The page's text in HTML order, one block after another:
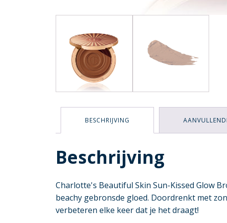
BESCHRIJVING
Beschrijving
Charlotte's Beautiful Skin Sun-Kissed Glow
beachy gebronsde gloed. Doordrenkt met
verbeteren elke keer dat je het draagt!